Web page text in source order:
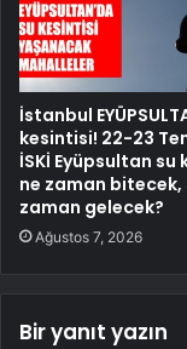
İstanbul
kesintisi! 22-23
İSKİ Eyüpsultan su
ne zaman bitecek,
zaman gelecek?
Ağustos 7, 2026
Bir yanıt yazın